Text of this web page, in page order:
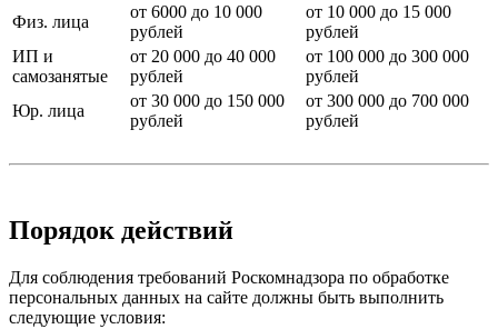
Физ. лица
от 6000 до 10 000
рублей
от 10 000 до 15 000
рублей
ИП и
самозанятые
от 20 000 до 40 000
рублей
от 100 000 до 300 000
рублей
Юр. лица
от 30 000 до 150 000
рублей
от 300 000 до 700 000
рублей
Порядок действий
Для соблюдения требований Роскомнадзора по обработке
персональных данных на сайте должны быть выполнить
следующие условия: